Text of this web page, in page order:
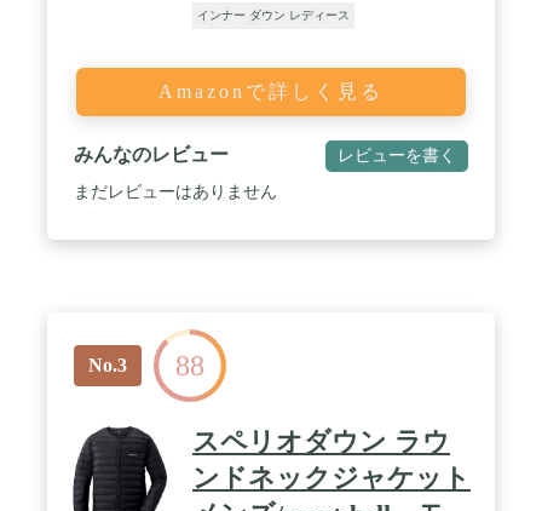
インナー ダウン レディース
Amazonで詳しく見る
みんなのレビュー レビューを書く
まだレビューはありません
No.3 88
スペリオダウン ラウ
ンドネックジャケット